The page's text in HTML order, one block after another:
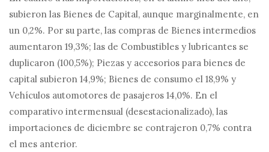
subieron las Bienes de Capital, aunque marginalmente, en
un 0,2%. Por su parte, las compras de Bienes intermedios
aumentaron 19,3%; las de Combustibles y lubricantes se
duplicaron (100,5%); Piezas y accesorios para bienes de
capital subieron 14,9%; Bienes de consumo el 18,9% y
Vehículos automotores de pasajeros 14,0%. En el
comparativo intermensual (desestacionalizado), las
importaciones de diciembre se contrajeron 0,7% contra
el mes anterior.